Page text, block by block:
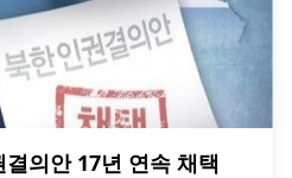
의안 17년 연속 채택